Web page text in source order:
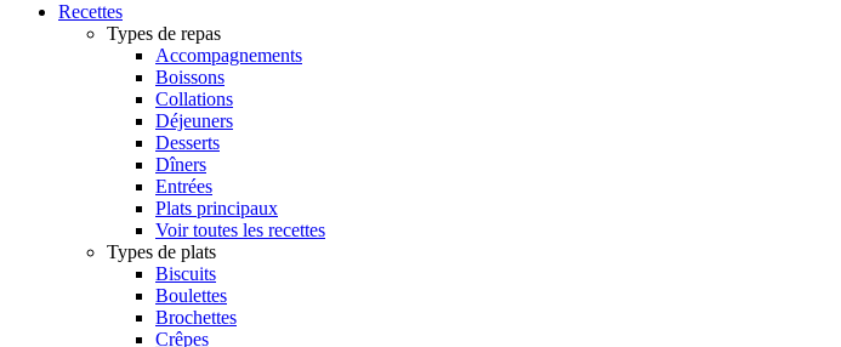
Recettes
Types de repas
Accompagnements
Boissons
Collations
Déjeuners
Desserts
Dîners
Entrées
Plats principaux
Voir toutes les recettes
Types de plats
Biscuits
Boulettes
Brochettes
Crêpes